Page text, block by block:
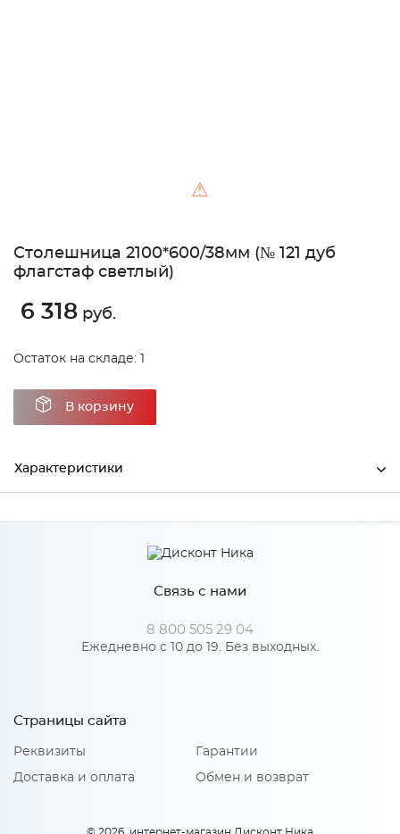
⚠
Столешница 2100*600/38мм (№ 121 дуб
флагстаф светлый)
6 318 руб.
Остаток на складе: 1
В корзину
Характеристики
Ширина 2100
38
600
СКИФ
Связь с нами
8 800 505 29 04
Ежедневно с 10 до 19. Без выходных.
Страницы сайта
Реквизиты
Доставка и оплата
Гарантии
Обмен и возврат